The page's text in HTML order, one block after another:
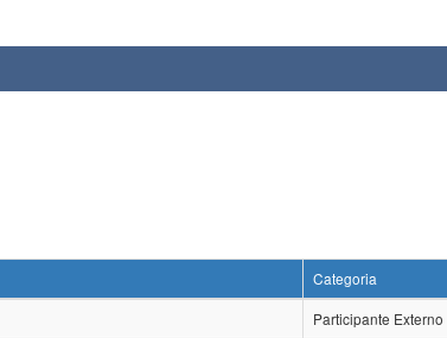
Categoria
Participante Externo